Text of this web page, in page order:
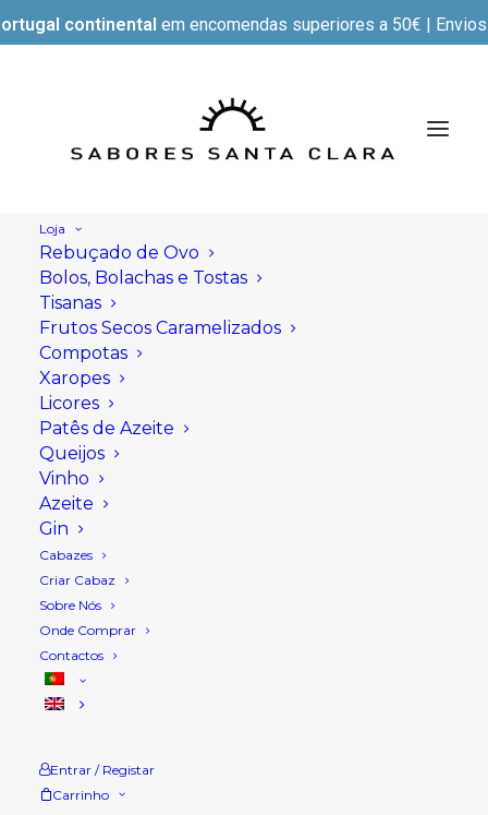
continental em encomendas superiores a 50€ |
Loja
Rebuçado de Ovo
Bolos, Bolachas e Tostas
Tisanas
Frutos Secos Caramelizados
Compotas
Xaropes
Licores
Patês de Azeite
Queijos
Vinho
Azeite
Gin
Cabazes
Criar Cabaz
Sobre Nós
Onde Comprar
Contactos
Entrar / Registar
Carrinho